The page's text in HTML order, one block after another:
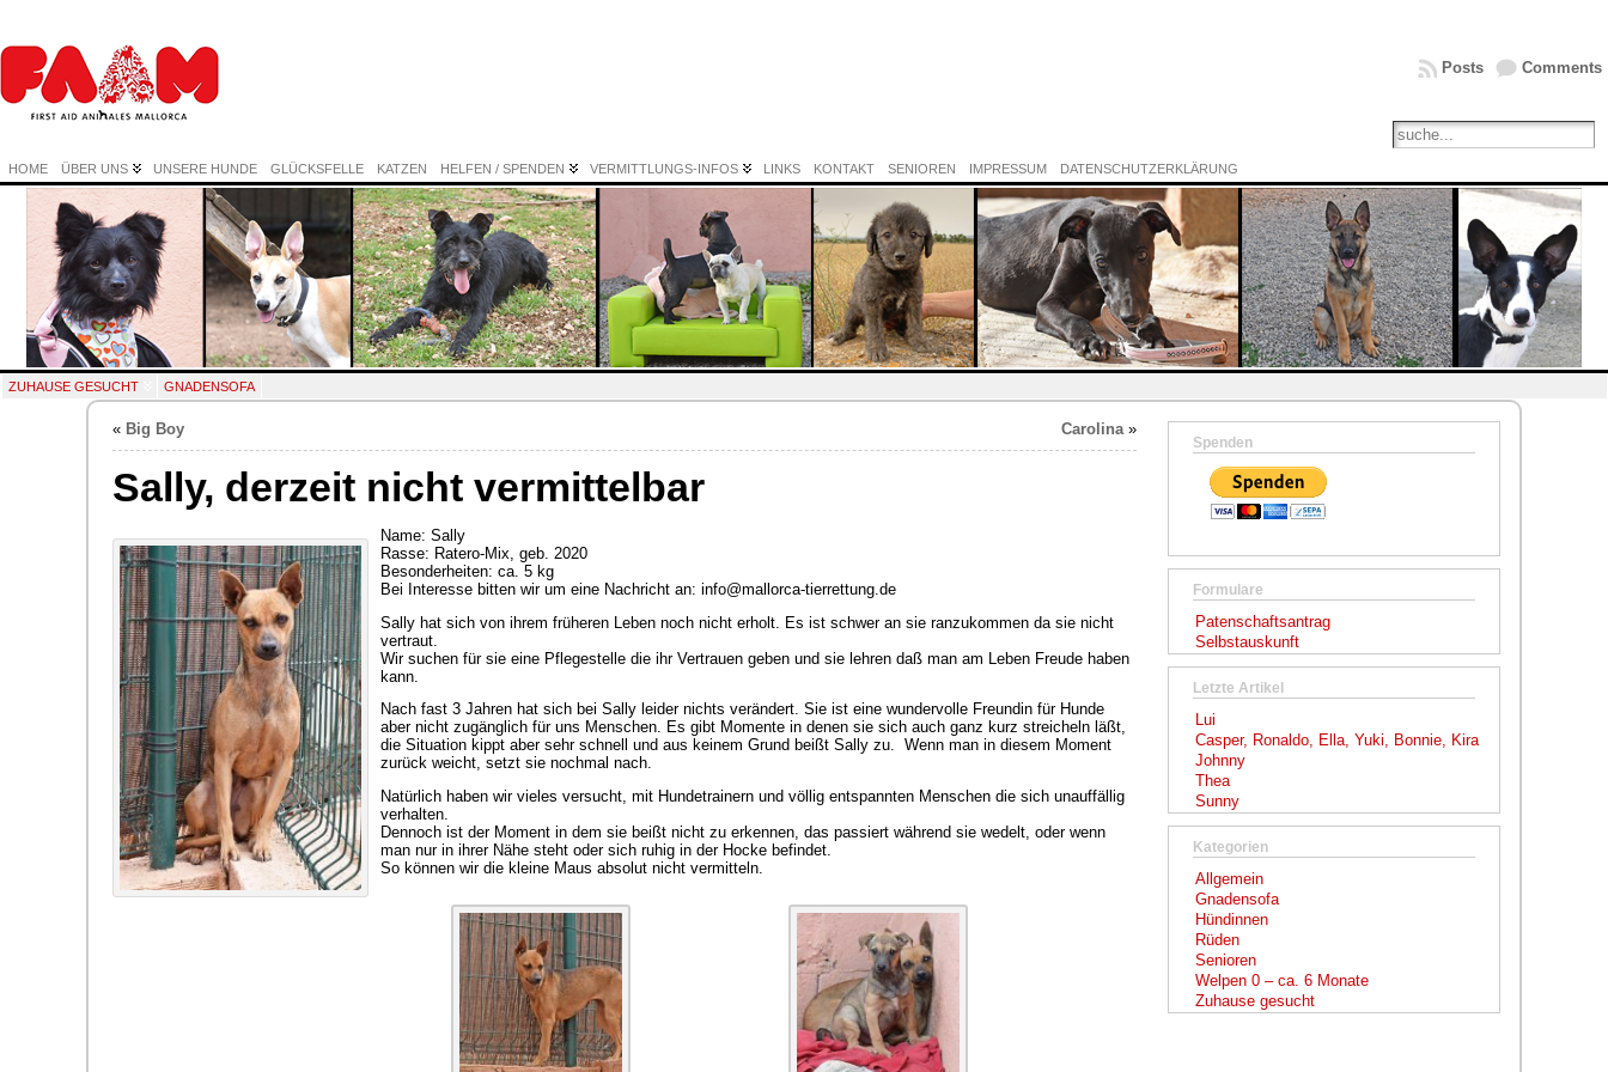
Comments
Posts
HOME ÜBER UNS UNSERE HUNDE GLÜCKSFELLE KATZEN HELFEN / SPENDEN VERMITTLUNGS-INFOS LINKS KONTAKT SENIOREN IMPRESSUM DATENSCHUTZERKLÄRUNG
ZUHAUSE GESUCHT GNADENSOFA
« Big Boy Carolina»
Sally, derzeit nicht vermittelbar
Name: Sally
Rasse: Ratero-Mix, geb. 2020
Besonderheiten: ca. 5 kg
Bei Interesse bitten wir um eine Nachricht an: info@mallorca-tierrettung.de
Sally hat sich von ihrem früheren Leben noch nicht erholt. Es ist schwer an sie ranzukommen da sie nicht
vertraut.
Wir suchen für sie eine Pflegestelle die ihr Vertrauen geben und sie lehren daß man am Leben Freude haben
kann.
Nach fast 3 Jahren hat sich bei Sally leider nichts verändert. Sie ist eine wundervolle Freundin für Hunde
aber nicht zugänglich für uns Menschen. Es gibt Momente in denen sie sich auch ganz kurz streicheln läßt,
die Situation kippt aber sehr schnell und aus keinem Grund beißt Sally zu. Wenn man in diesem Moment
zurück weicht, setzt sie nochmal nach.
Natürlich haben wir vieles versucht, mit Hundetrainern und völlig entspannten Menschen die sich unauffällig
verhalten.
Dennoch ist der Moment in dem sie beißt nicht zu erkennen, das passiert während sie wedelt, oder wenn
man nur in ihrer Nähe steht oder sich ruhig in der Hocke befindet.
So können wir die kleine Maus absolut nicht vermitteln.
Spenden
Formulare
Patenschaftsantrag
Selbstauskunft
Letzte Artikel
Lui
Casper, Ronaldo, Ella, Yuki, Bonnie, Kira
Johnny
Thea
Sunny
Kategorien
Allgemein
Gnadensofa
Hündinnen
Rüden
Senioren
Welpen 0 – ca. 6 Monate
Zuhause gesucht